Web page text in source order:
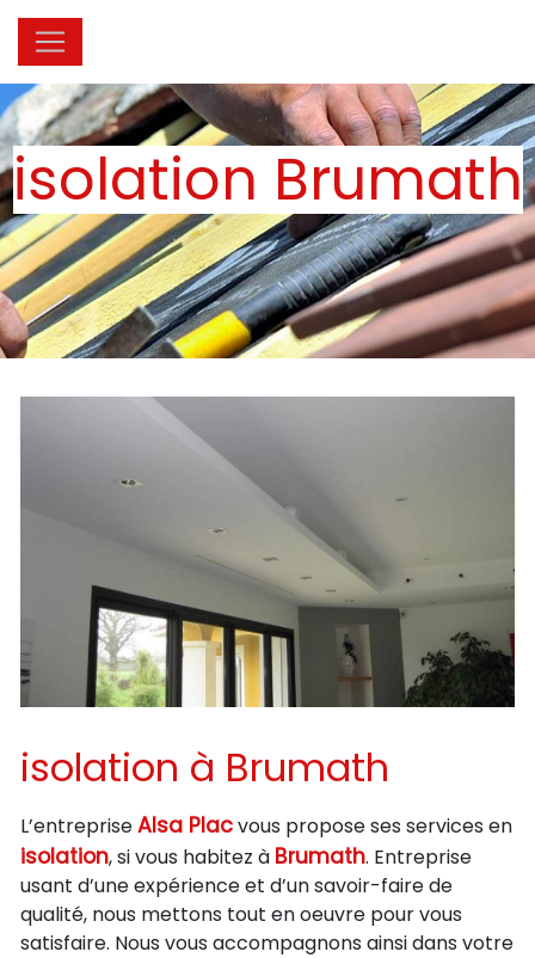
isolation Brumath
isolation à Brumath
L’entrepriseAlsa Placvous propose ses services en
isolation, si vous habitez à Brumath. Entreprise
usant d’une expérience et d’un savoir-faire de
qualité, nous mettons tout en oeuvre pour vous
satisfaire. Nous vous accompagnons ainsi dans votre
Panneau de gestion des cookies